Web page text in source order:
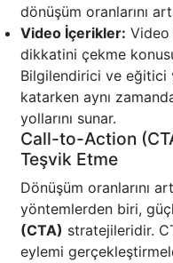
dönüşüm oranlarını
Video İçerikler: Video
dikkatini çekme
Bilgilendirici ve eğitici
katarken aynı
yollarını sunar.
Call-to-Action
Teşvik Etme
Dönüşüm oranlarını
yöntemlerden biri,
(CTA) stratejileridir.
eylemi